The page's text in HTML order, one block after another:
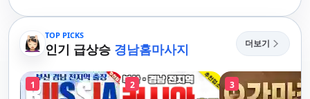
TOP PICKS
인기 급상승 경남홈마사지 더보기
1 2 3